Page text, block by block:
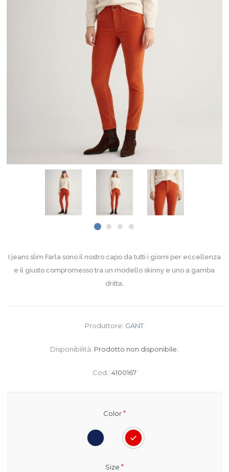
I jeans slim Farla sono il nostro capo da tutti i giorni per eccellenza
e il giusto compromesso tra un modello skinny e uno a gamba
dritta.
Produttore: GANT
Disponibilità: Prodotto non disponibile.
Cod.: 4100167
Color*
Size *